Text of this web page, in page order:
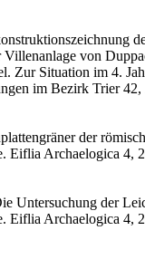
Villenanlage von
Zur Situation im 4.
im Bezirk Trier 42,
der
Eiflia Archaelogica 4,
Untersuchung der
Eiflia Archaelogica 4,